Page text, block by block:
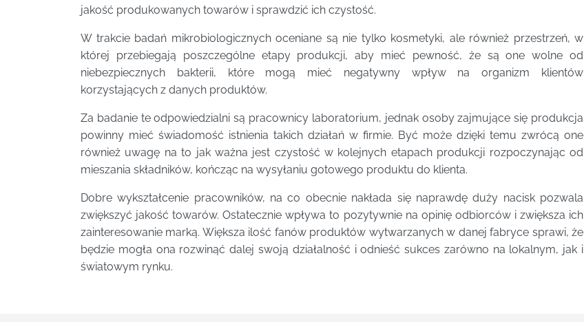
jakość produkowanych towarów i sprawdzić ich czystość.
W trakcie badań mikrobiologicznych oceniane są nie tylko kosmetyki, ale również przestrzeń, w
której przebiegają poszczególne etapy produkcji, aby mieć pewność, że są one wolne od
niebezpiecznych bakterii, które mogą mieć negatywny wpływ na organizm klientów
korzystających z danych produktów.
Za badanie te odpowiedzialni są pracownicy laboratorium, jednak osoby zajmujące się produkcja
powinny mieć świadomość istnienia takich działań w firmie. Być może dzięki temu zwrócą one
również uwagę na to jak ważna jest czystość w kolejnych etapach produkcji rozpoczynając od
mieszania składników, kończąc na wysyłaniu gotowego produktu do klienta.
Dobre wykształcenie pracowników, na co obecnie nakłada się naprawdę duży nacisk pozwala
zwiększyć jakość towarów. Ostatecznie wpływa to pozytywnie na opinię odbiorców i zwiększa ich
zainteresowanie marką. Większa ilość fanów produktów wytwarzanych w danej fabryce sprawi, że
będzie mogła ona rozwinąć dalej swoją działalność i odnieść sukces zarówno na lokalnym, jak i
światowym rynku.